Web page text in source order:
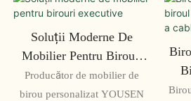
Soluții Moderne De
Mobilier Pentru Birouri
Executive
Producător de mobilier de
birou personalizat YOUSEN